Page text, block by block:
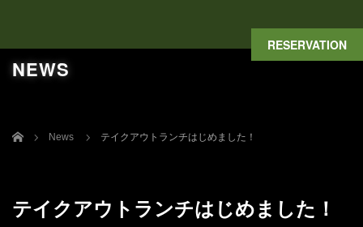
RESERVATION
NEWS
Home News テイクアウトランチはじめました！
テイクアウトランチはじめました！